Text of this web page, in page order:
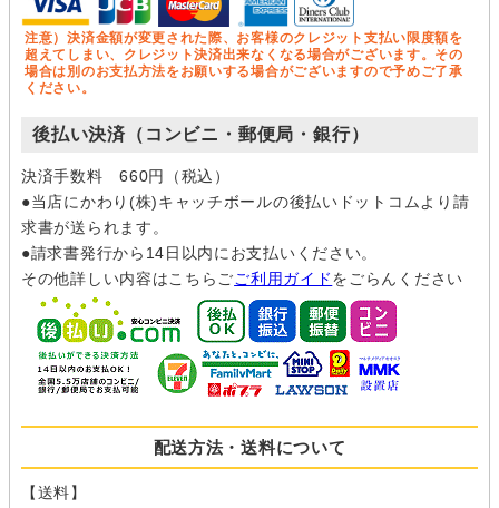
注意）決済金額が変更された際、お客様のクレジット支払い限度額を
超えてしまい、クレジット決済出来なくなる場合がございます。その
場合は別のお支払方法をお願いする場合がございますので予めご了承
ください。
後払い決済（コンビニ・郵便局・銀行）
決済手数料 660円（税込）
●当店にかわり(株)キャッチボールの後払いドットコムより請
求書が送られます。
●請求書発行から14日以内にお支払いください。
その他詳しい内容はこちらごご利用ガイドをごらんください
配送方法・送料について
【送料】